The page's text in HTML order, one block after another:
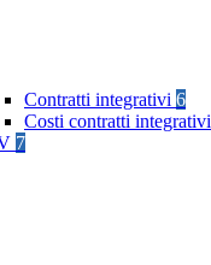
Contratti integrativi 6
Costi contratti integrativi
7